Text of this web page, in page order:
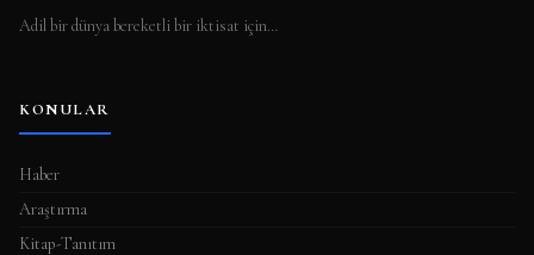
Adil bir dünya bereketli bir iktisat için…
KONULAR
Haber
Araştırma
Kitap-Tanıtım